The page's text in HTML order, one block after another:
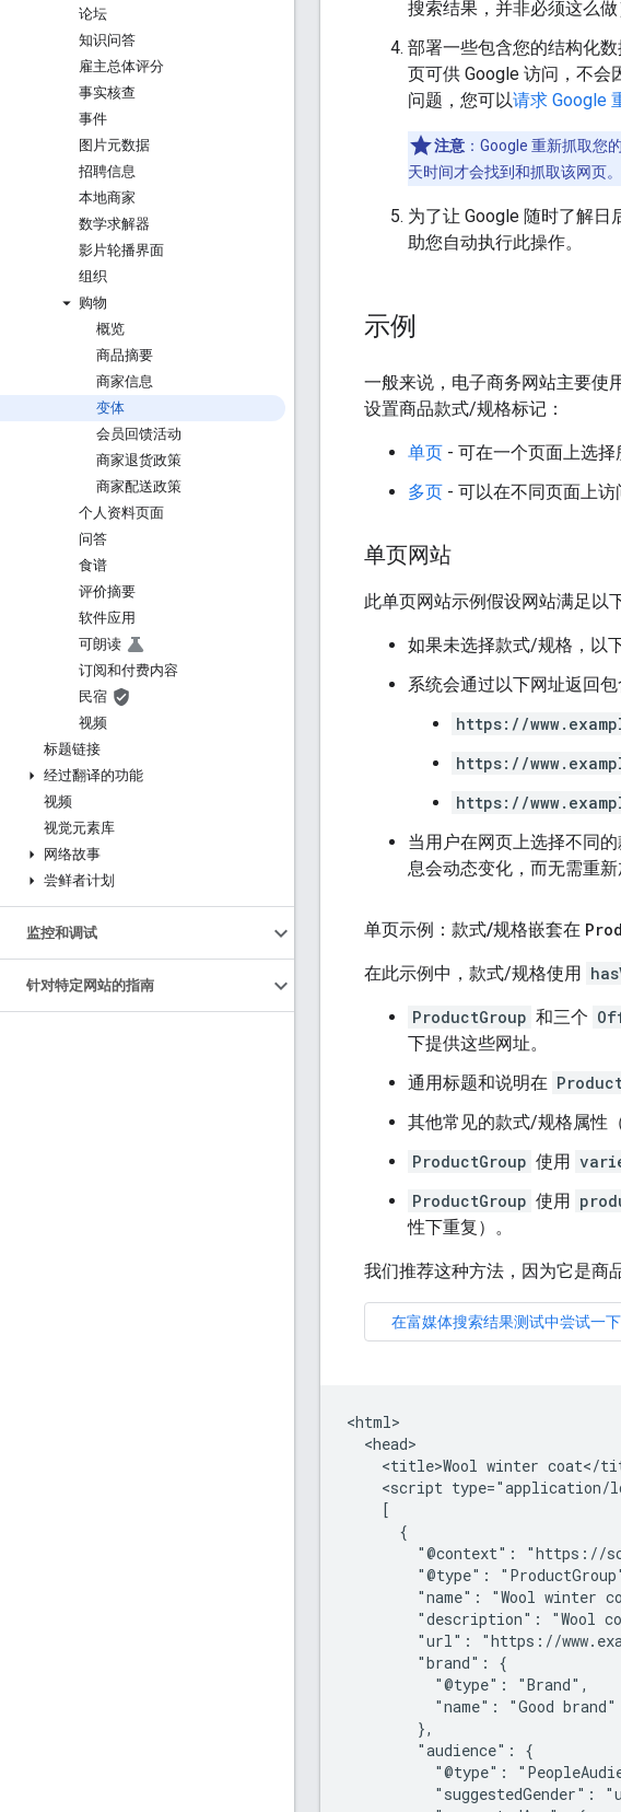
论坛
知识问答
雇主总体评分
事实核查
事件
图片元数据
招聘信息
本地商家
数学求解器
影片轮播界面
组织
购物
概览
商品摘要
商家信息
变体
会员回馈活动
商家退货政策
商家配送政策
个人资料页面
问答
食谱
评价摘要
软件应用
可朗读
订阅和付费内容
民宿
视频
标题链接
经过翻译的功能
视频
视觉元素库
网络故事
尝鲜者计划
监控和调试
针对特定网站的指南
搜索结果，并非必须这么做
部署一些包含您的结构化
页可供 Google 访问，不会
问题，您可以请求 Google
注意 ：Google 重新抓取您
天时间才会找到和抓取该网页。
为了让 Google 随时了解日
助您自动执行此操作。
示例
一般来说，电子商务网站主要使
设置商品款式/规格标记：
单页 - 可在一个页面上选
多页 - 可以在不同页面上
单页网站
此单页网站示例假设网站满足以
如果未选择款式/规格，以
系统会通过以下网址返回
https://
https://
https://
当用户在网页上选择不同
息会动态变化，而无需重
单页示例：款式/规格嵌套在
在此示例中，款式/规格使用
ProductGroup 和三个
下提供这些网址。
通用标题和说明在
其他常见的款式/规格属性
ProductGroup 使用
ProductGroup 使用
性下重复）。
我们推荐这种方法，因为它是商
<html>
  <head>
<title>Wool winter coat</
<script type="application/
    [
      {
"@context": "https://
"@type":
"name": "Wool winter
"description": "Wool
"url": "https://
        "brand": {
          "@type": "Brand",
          "name": "Good brand"
        },
        "audience": {
"@type":
"suggestedGender":